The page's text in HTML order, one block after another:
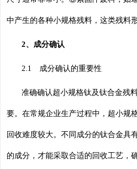
中产生的各种小规格残料，这类残料
2、成分确认
2.1 成分确认的重要性
准确确认超小规格钛及钛合金残
要。在常规企业生产过程中，超小规
回收难度较大。不同成分的钛合金具
的成分，才能采取合适的回收工艺，